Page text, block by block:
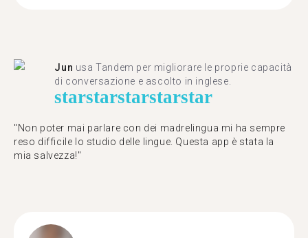
Jun usa Tandem per migliorare le proprie capacità
di conversazione e ascolto in inglese.
starstarstarstarstar
"Non poter mai parlare con dei madrelingua mi ha sempre
reso difficile lo studio delle lingue. Questa app è stata la
mia salvezza!"